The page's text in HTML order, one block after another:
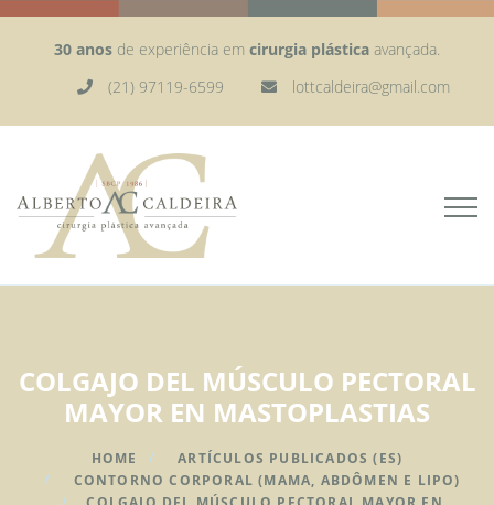
30 anos de experiência em cirurgia plástica avançada.
(21) 97119-6599
lottcaldeira@gmail.com
COLGAJO DEL MÚSCULO PECTORAL
MAYOR EN MASTOPLASTIAS
HOME
ARTÍCULOS PUBLICADOS (ES)
CONTORNO CORPORAL (MAMA, ABDÔMEN E LIPO)